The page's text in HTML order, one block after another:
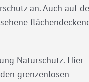
an. Auch auf
Naturschutz. Hier
grenzenlosen